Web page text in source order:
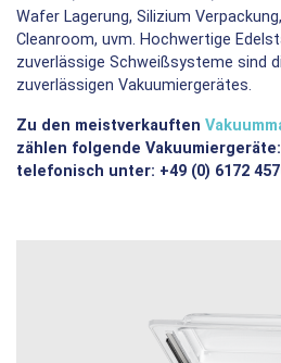
Wafer Lagerung, Silizium
Cleanroom, uvm. Hochwertige
zuverlässige Schweißsysteme sind
zuverlässigen Vakuumiergerätes.
Zu den meistverkauften
zählen folgende
telefonisch unter: +49 (0) 6172